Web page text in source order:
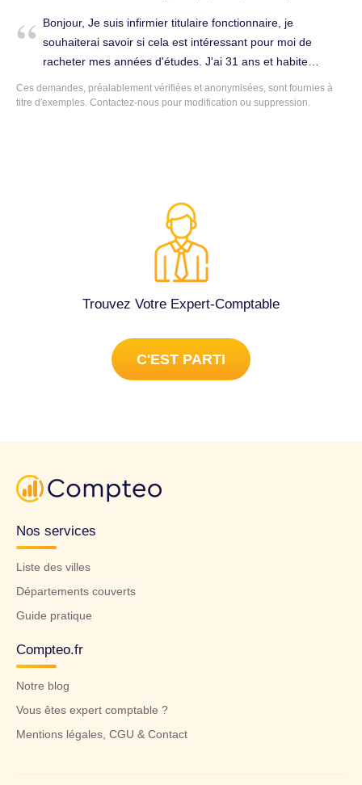
Marseille 10e Arrondissement (13010).
Bonjour, Je suis infirmier titulaire fonctionnaire, je
souhaiterai savoir si cela est intéressant pour moi de
racheter mes années d'études. J'ai 31 ans et habite
Marseille Merci Cordialement. Conseils (juridique, fiscal,
social...) à Marseille 3e Arrondissement (13003).
Ces demandes, préalablement vérifiées et anonymisées, sont fournies à
titre d'exemples. Contactez-nous pour modification ou suppression.
Trouvez Votre Expert-Comptable
C'EST PARTI
Nos services
Liste des villes
Départements couverts
Guide pratique
Compteo.fr
Notre blog
Vous êtes expert comptable ?
Mentions légales, CGU & Contact